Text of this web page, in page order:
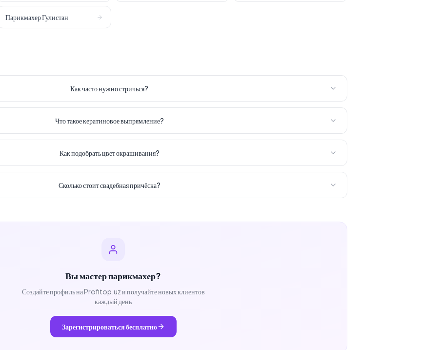
ПарикмахерГулистан
Как часто нужно стричься?
Что такое кератиновое выпрямление?
Как подобрать цвет окрашивания?
Сколько стоит свадебная причёска?
Вы мастерпарикмахер?
Создайте профиль на Profitop.uz и получайте новых клиентов
каждый день
Зарегистрироваться бесплатно